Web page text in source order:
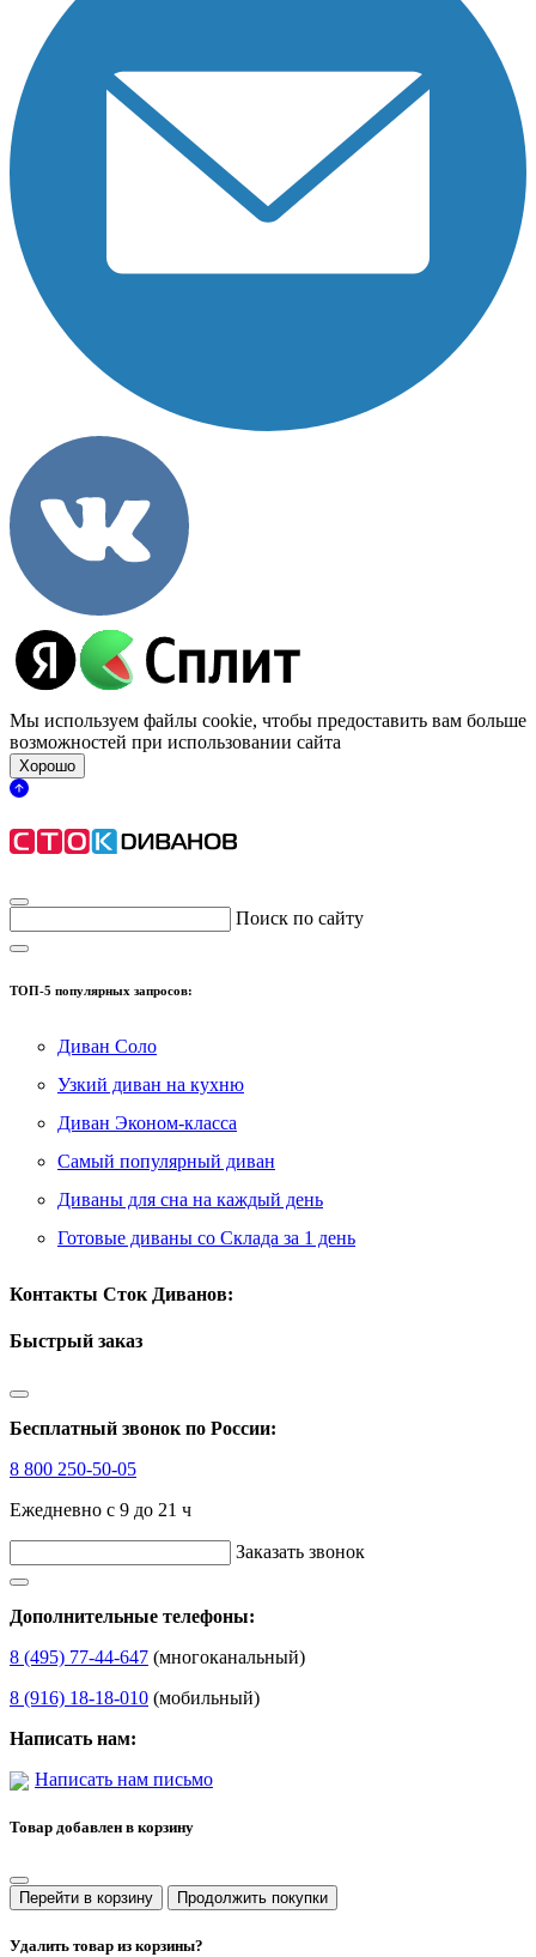
Мы используем файлы cookie, чтобы предоставить вам больше
возможностей при использовании сайта
Хорошо
Поиск по сайту
ТОП-5 популярных запросов:
Диван Соло
Узкий диван на кухню
Диван Эконом-класса
Самый популярный диван
Диваны для сна на каждый день
Готовые диваны со Склада за 1 день
Контакты Сток Диванов:
Быстрый заказ
Бесплатный звонок по России:
8 800 250-50-05
Ежедневно с 9 до 21 ч
Заказать звонок
Дополнительные телефоны:
8 (495) 77-44-647 (многоканальный)
8 (916) 18-18-010 (мобильный)
Написать нам:
Написать нам письмо
Товар добавлен в корзину
Перейти в корзину Продолжить покупки
Удалить товар из корзины?